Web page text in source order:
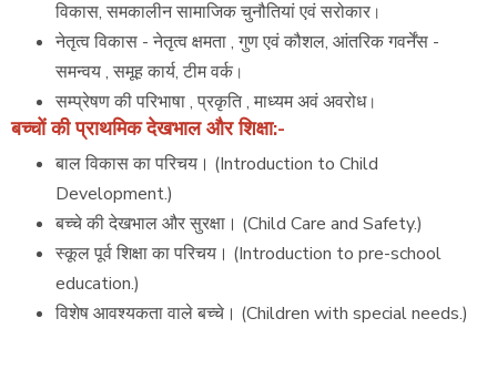
विकास, समकालीन सामाजिक चुनौतियां एवं सरोकार ।
नेतृत्व विकास - नेतृत्व क्षमता , गुण एवं कौशल, आंतरिक गवर्नेंस -
समन्वय , समूह कार्य, टीम वर्क ।
सम्प्रेषण की परिभाषा , प्रकृति , माध्यम अवं अवरोध।
बच्चों की प्राथमिक देखभाल और शिक्षा:-
बाल विकास का परिचय। (Introduction to Child
Development.)
बच्चे की देखभाल और सुरक्षा। (Child Care and Safety.)
स्कूल पूर्व शिक्षा का परिचय। (Introduction to pre-school
education.)
विशेष आवश्यकता वाले बच्चे। (Children with special needs.)